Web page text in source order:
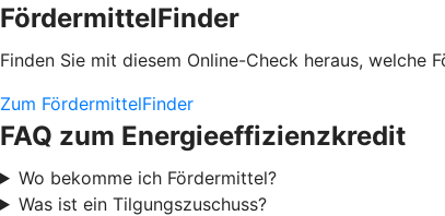
FördermittelFinder
Finden Sie mit diesem Online-Check heraus, welche
Zum FördermittelFinder
FAQ zum Energieeffizienzkredit
Wo bekomme ich Fördermittel?
Was ist ein Tilgungszuschuss?